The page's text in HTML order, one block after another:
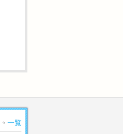
一覧